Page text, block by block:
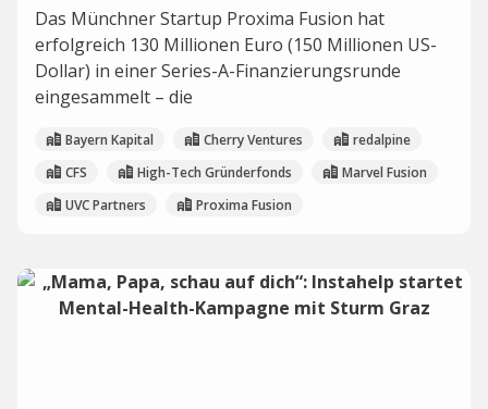
Das Münchner Startup Proxima Fusion hat
erfolgreich 130 Millionen Euro (150 Millionen US-
Dollar) in einer Series-A-Finanzierungsrunde
eingesammelt – die
Bayern Kapital Cherry Ventures
redalpine
CFS
High-Tech Gründerfonds
Marvel Fusion
UVC Partners
Proxima Fusion